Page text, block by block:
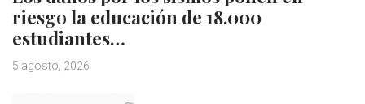
riesgo la educación de 18.000
estudiantes…
5 agosto, 2026